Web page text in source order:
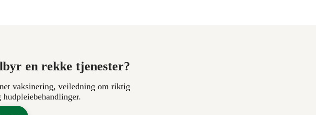
en rekke tjenester?
vaksinering, veiledning om riktig